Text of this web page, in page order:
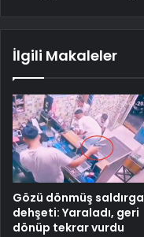
İlgili Makaleler
Gözü dönmüş
dehşeti: Yaraladı, geri
dönüp tekrar vurdu